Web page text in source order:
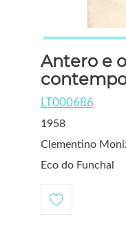
Antero e
LT000686
1958
Clementino
Eco do Funchal